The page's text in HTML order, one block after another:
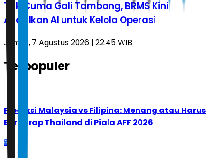
Tak Cuma Gali Tambang, BRMS Kini
Andalkan AI untuk Kelola Operasi
Jumat, 7 Agustus 2026 | 22.45 WIB
Terpopuler
Prediksi Malaysia vs Filipina: Menang atau Harus
Berharap Thailand di Piala AFF 2026
2